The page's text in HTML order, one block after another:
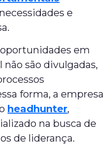
e
em
são divulgadas,
forma, a empresa
headhunter,
na busca de
de liderança.